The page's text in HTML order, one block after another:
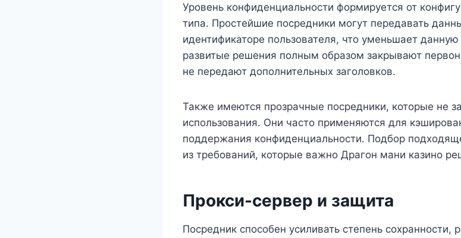
Уровень конфиденциальности формируется от
типа. Простейшие посредники могут передавать
идентификаторе пользователя, что уменьшает
развитые решения полным образом закрывают
не передают дополнительных заголовков.
Также имеются прозрачные посредники, которые не
использования. Они часто применяются для
поддержания конфиденциальности. Подбор
из требований, которые важно Драгон мани казино
Прокси-сервер и защита
Посредник способен усиливать степень сохранности,